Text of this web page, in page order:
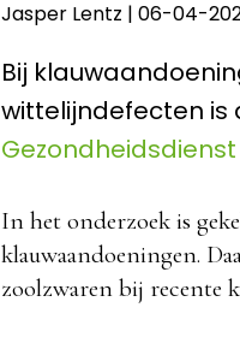
Jasper Lentz | 06-04-
Bij
wittelijndefecten is
In het onderzoek is
klauwaandoeningen.
zoolzwaren bij recente